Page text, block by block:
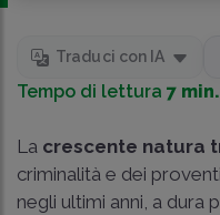
Traduci con IA
Tempo di lettura 7 min.
La crescente natura
criminalità e dei
negli ultimi anni, a dura